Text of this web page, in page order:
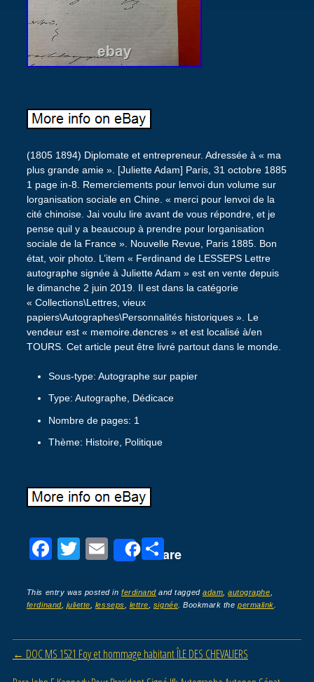
(1805 1894) Diplomate et entrepreneur. Adressée à « ma
plus grande amie ». [Juliette Adam] Paris, 31 octobre 1885
1 page in-8. Remerciements pour lenvoi dun volume sur
lorganisation sociale en Chine. « merci pour lenvoi de la
cité chinoise. Jai voulu lire avant de vous répondre, et je
pense quil y a beaucoup à prendre pour lorganisation
sociale de la France ». Nouvelle Revue, Paris 1885. Bon
état, voir photo. L’item « Ferdinand de LESSEPS Lettre
autographe signée à Juliette Adam » est en vente depuis
le dimanche 2 juin 2019. Il est dans la catégorie
« Collections\Lettres, vieux
papiers\Autographes\Personnalités historiques ». Le
vendeur est « memoire.dencres » et est localisé à/en
TOURS. Cet article peut être livré partout dans le monde.
Sous-type: Autographe sur papier
Type: Autographe, Dédicace
Nombre de pages: 1
Thème: Histoire, Politique
F
c
e
b
o
T
tt
er
E
ail
Share
P
ta
g
er
This entry was posted inferdinandand taggedadam ,autographe
ferdinand, juliette lesseps lettre signée . Bookmark the permalink
Post navigation
← DOC MS 1521 Foy et hommage habitant ÎLE DES CHEVALIERS